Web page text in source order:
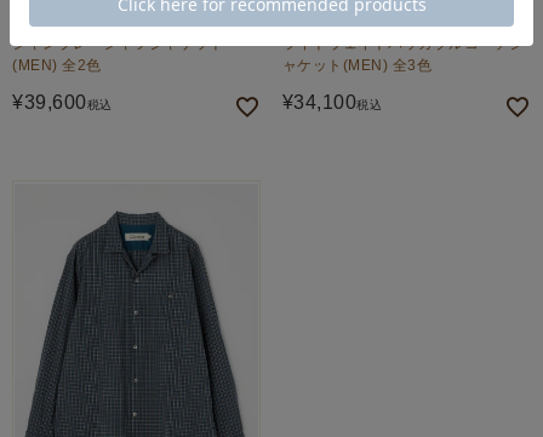
Caledoor
シャンブレーシャツジャケット
(MEN) 全2色
¥39,600税込
Caledoor
ライトウェイトパッカブルコーチジ
ャケット(MEN) 全3色
¥34,100税込